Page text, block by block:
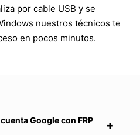
por cable USB y se
nuestros técnicos te
en pocos minutos.
Google con FRP